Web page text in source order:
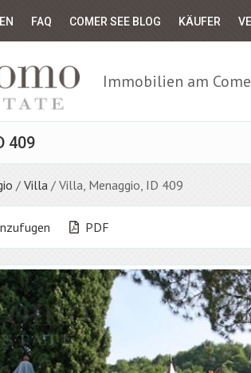
FAQ COMER SEE BLOG KÄUFER
Immobilien am
409
/ Villa / Villa, Menaggio, ID 409
PDF